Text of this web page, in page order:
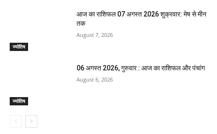
ज्योतिष
आज का राशिफल 07 अगस्त 2026 शुक्रवार: मेष से मीन
तक
August 7, 2026
ज्योतिष
06 अगस्त 2026, गुरुवार : आज का राशिफल और पंचांग
August 6, 2026